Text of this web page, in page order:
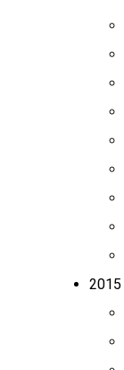
2015